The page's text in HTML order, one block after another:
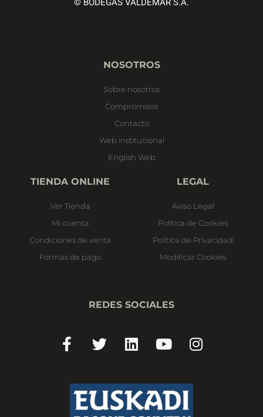
NOSOTROS
Sobre nosotros
Compromisos
Contacto
Web institucional
English Web
TIENDA ONLINE
Ver Tienda
Mi cuenta
Condiciones de venta
Formas de pago
LEGAL
Aviso Legal
Política de Cookies
Política de Privacidad
Modificar Cookies
REDES SOCIALES
f